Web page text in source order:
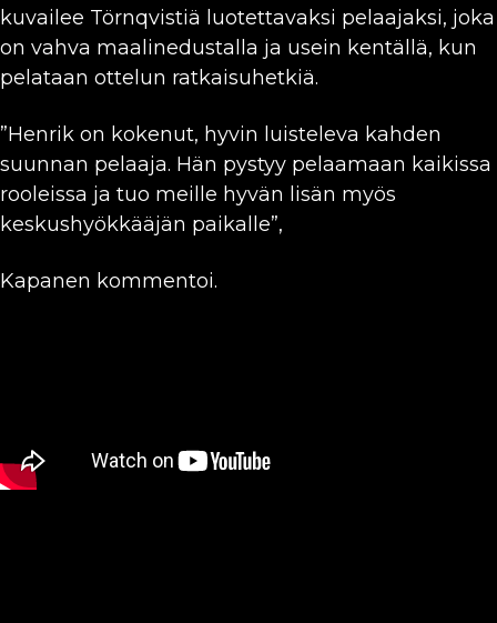
kuvailee Törnqvistiä luotettavaksi pelaajaksi, joka
on vahva maalinedustalla ja usein kentällä, kun
pelataan ottelun ratkaisuhetkiä.
”Henrik on kokenut, hyvin luisteleva kahden
suunnan pelaaja. Hän pystyy pelaamaan kaikissa
rooleissa ja tuo meille hyvän lisän myös
keskushyökkääjän paikalle”,
Kapanen kommentoi.